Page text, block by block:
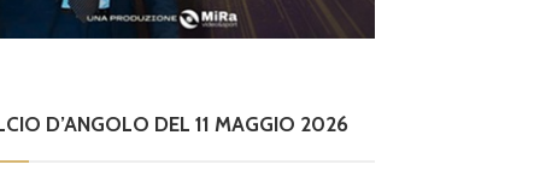
D’ANGOLO DEL 11 MAGGIO 2026